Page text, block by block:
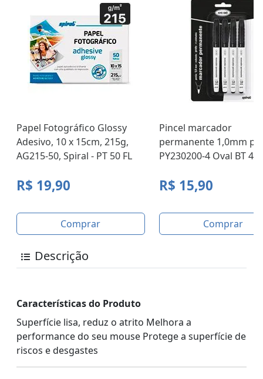
Papel Fotográfico Glossy
Adesivo, 10 x 15cm, 215g,
AG215-50, Spiral - PT 50 FL
R$ 19,90
Comprar
Pincel marcador
permanente 1,0mm
PY230200-4 Oval BT 4
R$ 15,90
Comprar
Descrição
Características do Produto
Superfície lisa, reduz o atrito Melhora a
performance do seu mouse Protege a superfície de
riscos e desgastes